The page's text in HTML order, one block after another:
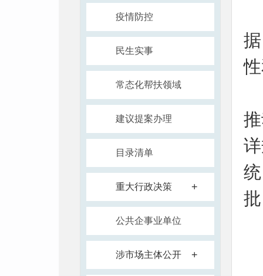
疫情防控
民生实事
常态化帮扶领域
建议提案办理
目录清单
重大行政决策 +
公共企事业单位
涉市场主体公开 +